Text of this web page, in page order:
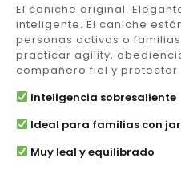
El caniche original.
inteligente. El caniche
personas activas o
practicar agility,
compañero fiel y protector.
Inteligencia sobresaliente
Ideal para familias con
Muy leal y equilibrado